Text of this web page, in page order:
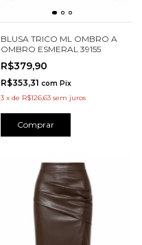
BLUSA TRICO ML OMBRO A
OMBRO ESMERAL 39155
R$379,90
R$353,31 com Pix
3 x de R$126,63 sem juros
Comprar